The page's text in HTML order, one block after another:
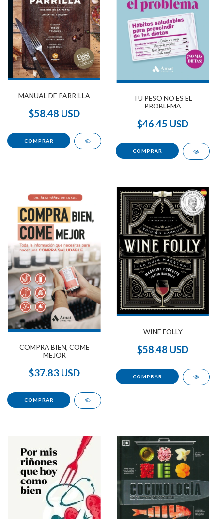
MANUAL DE PARRILLA
$58.48 USD
TU PESO NO ES EL
PROBLEMA
$46.45 USD
COMPRA BIEN, COME
MEJOR
$37.83 USD
WINE FOLLY
$58.48 USD